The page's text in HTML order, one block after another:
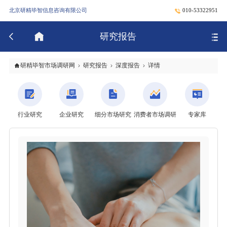
北京研精毕智信息咨询有限公司 010-53322951
研究报告
研精毕智市场调研网 研究报告 深度报告 详情
行业研究 企业研究 细分市场研究 消费者市场调研 专家库